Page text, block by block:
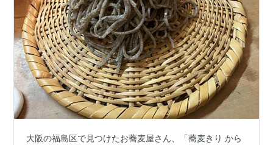
大阪の福島区で見つけたお蕎麦屋さん、「蕎麦きり から